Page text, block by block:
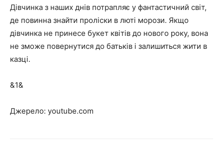
Дівчинка з наших днів потрапляє у фантастичний світ,
де повинна знайти проліски в люті морози. Якщо
дівчинка не принесе букет квітів до нового року, вона
не зможе повернутися до батьків і залишиться жити в
казці.
&1&
Джерело: youtube.com